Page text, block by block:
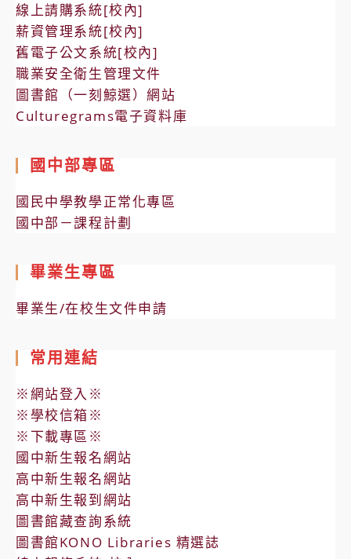
線上請購系統[校內]
薪資管理系統[校內]
舊電子公文系統[校內]
職業安全衛生管理文件
圖書館（一刻鯨選）網站
Culturegrams電子資料庫
國中部專區
國民中學教學正常化專區
國中部－課程計劃
畢業生專區
畢業生/在校生文件申請
常用連結
※網站登入※
※學校信箱※
※下載專區※
國中新生報名網站
高中新生報名網站
高中新生報到網站
圖書館藏查詢系統
圖書館KONO Libraries 精選誌